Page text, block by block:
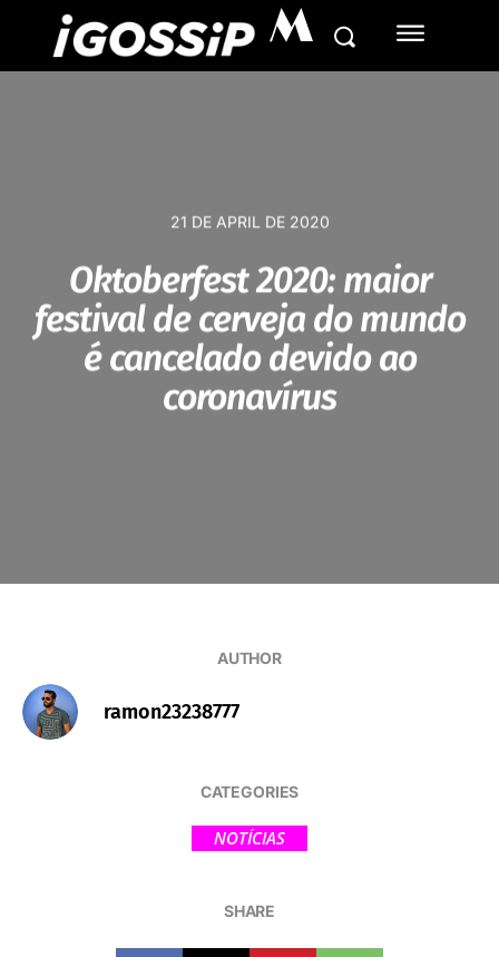
M
21 DE APRIL DE 2020
Oktoberfest 2020: maior
festival de cerveja do mundo
é cancelado devido ao
coronavírus
AUTHOR
ramon23238777
CATEGORIES
NOTÍCIAS
SHARE